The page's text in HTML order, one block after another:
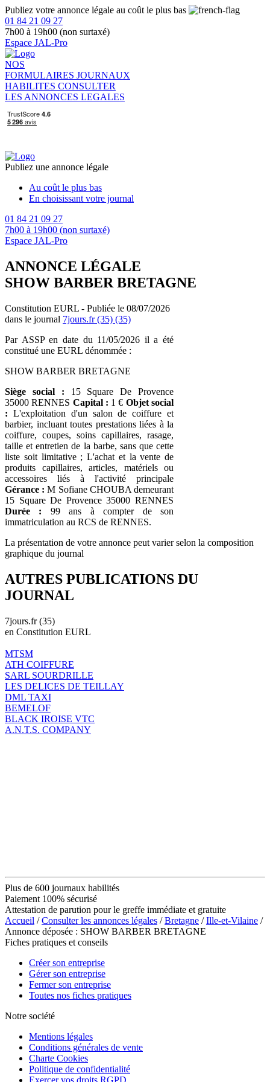
Publiez votre annonce légale au coût le plus bas
01 84 21 09 27
7h00 à 19h00 (non surtaxé)
Espace JAL-Pro
NOS
FORMULAIRES JOURNAUX
HABILITES CONSULTER
LES ANNONCES LEGALES
Publiez une annonce légale
Au coût le plus bas
En choisissant votre journal
01 84 21 09 27
7h00 à 19h00 (non surtaxé)
Espace JAL-Pro
ANNONCE LÉGALE
SHOW BARBER BRETAGNE
Constitution EURL - Publiée le 08/07/2026
dans le journal 7jours.fr (35) (35)
Par ASSP en date du 11/05/2026 il a été
constitué une EURL dénommée :
SHOW BARBER BRETAGNE
Siège social : 15 Square De Provence
35000 RENNES Capital : 1 € Objet social
: L'exploitation d'un salon de coiffure et
barbier, incluant toutes prestations liées à la
coiffure, coupes, soins capillaires, rasage,
taille et entretien de la barbe, sans que cette
liste soit limitative ; L'achat et la vente de
produits capillaires, articles, matériels ou
accessoires liés à l'activité principale
Gérance : M Sofiane CHOUBA demeurant
15 Square De Provence 35000 RENNES
Durée : 99 ans à compter de son
immatriculation au RCS de RENNES.
La présentation de votre annonce peut varier selon la composition
graphique du journal
AUTRES PUBLICATIONS DU
JOURNAL
7jours.fr (35)
en Constitution EURL
MTSM
ATH COIFFURE
SARL SOURDRILLE
LES DELICES DE TEILLAY
DML TAXI
BEMELOF
BLACK IROISE VTC
A.N.T.S. COMPANY
Plus de 600 journaux habilités
Paiement 100% sécurisé
Attestation de parution pour le greffe immédiate et gratuite
Accueil /Consulter les annonces légales /Bretagne /Ille-et-Vilaine /
Annonce déposée : SHOW BARBER BRETAGNE
Fiches pratiques et conseils
Créer son entreprise
Gérer son entreprise
Fermer son entreprise
Toutes nos fiches pratiques
Notre société
Mentions légales
Conditions générales de vente
Charte Cookies
Politique de confidentialité
Exercer vos droits RGPD